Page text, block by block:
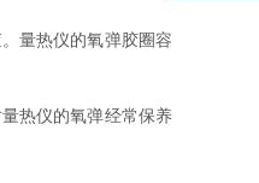
量热仪的氧弹胶圈容
热仪的氧弹经常保养